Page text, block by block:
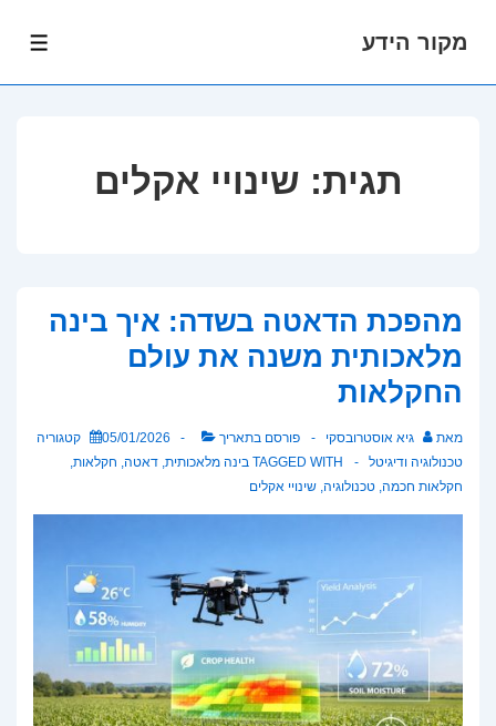
מקור הידע
תגית: שינויי אקלים
מהפכת הדאטה בשדה: איך בינה
מלאכותית משנה את עולם
החקלאות
מאת גיא אוסטרובסקי פורסם בתאריך 05/01/2026
קטגוריה
טכנולוגיה ודיגיטל
TAGGED WITH בינה מלאכותית, דאטה, חקלאות,
חקלאות חכמה, טכנולוגיה, שינויי אקלים